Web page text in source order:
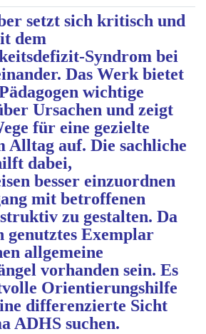
setzt sich kritisch und
dem
Syndrom bei
Das Werk bietet
wichtige
Ursachen und zeigt
für eine gezielte
Alltag auf. Die sachliche
dabei,
besser einzuordnen
mit betroffenen
zu gestalten. Da
genutztes Exemplar
allgemeine
vorhanden sein. Es
Orientierungshilfe
differenzierte Sicht
ADHS suchen.